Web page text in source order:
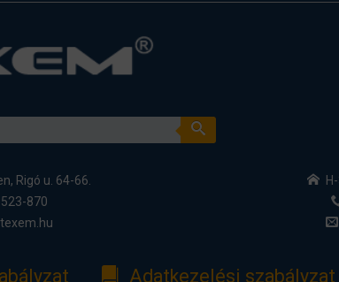
Rigó u. 64-66.
870
Adatkezelési szabályzat